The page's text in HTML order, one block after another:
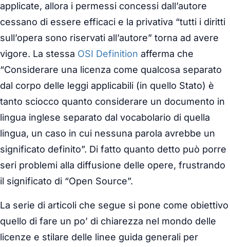
applicate, allora i permessi concessi dall’autore
cessano di essere efficaci e la privativa “tutti i diritti
sull’opera sono riservati all’autore” torna ad avere
vigore. La stessa OSI Definition afferma che
“Considerare una licenza come qualcosa separato
dal corpo delle leggi applicabili (in quello Stato) è
tanto sciocco quanto considerare un documento in
lingua inglese separato dal vocabolario di quella
lingua, un caso in cui nessuna parola avrebbe un
significato definito”. Di fatto quanto detto può porre
seri problemi alla diffusione delle opere, frustrando
il significato di “Open Source”.
La serie di articoli che segue si pone come obiettivo
quello di fare un po’ di chiarezza nel mondo delle
licenze e stilare delle linee guida generali per